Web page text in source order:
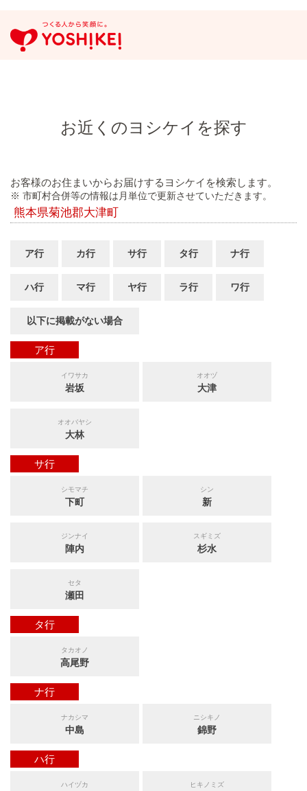
お近くのヨシケイを探す
お客様のお住まいからお届けするヨシケイを検索します。
※ 市町村合併等の情報は月単位で更新させていただきます。
熊本県菊池郡大津町
ア行 カ行 サ行 タ行 ナ行
ハ行 マ行 ヤ行 ラ行 ワ行
以下に掲載がない場合
ア行
イワサカ
岩坂
オオヅ
大津
オオバヤシ
大林
サ行
シモマチ
下町
シン
新
ジンナイ
陣内
スギミズ
杉水
セタ
瀬田
タ行
タカオノ
高尾野
ナ行
ナカシマ
中島
ニシキノ
錦野
ハ行
ハイヅカ ヒキノミズ